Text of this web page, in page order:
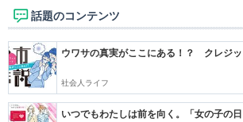
話題のコンテンツ
ウワサの真実がここにある！？ クレジ
社会人ライフ
いつでもわたしは前を向く。「女の子の